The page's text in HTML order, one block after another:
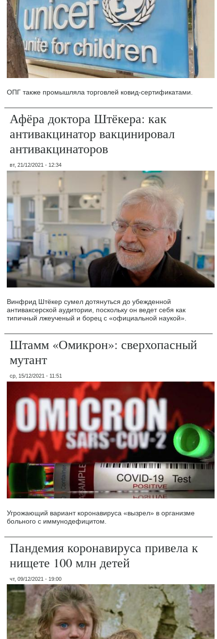
ОПГ также промышляла торговлей ковид-сертификатами.
Афёра доктора Штёкера: как
антивакцинатор вакцинировал
антивакцинаторов
вт, 21/12/2021 - 12:34
Винфрид Штёкер сумел дотянуться до убежденной
антиваксерской аудитории, поскольку он ведет себя как
типичный лжеученый и борец с «официальной наукой».
Штамм «Омикрон»: сверхопасный
мутант
ср, 15/12/2021 - 11:51
Угрожающий вариант коронавируса «вызрел» в организме
больного с иммунодефицитом.
Пандемия коронавируса привела к
нищете 100 млн детей
чт, 09/12/2021 - 19:00